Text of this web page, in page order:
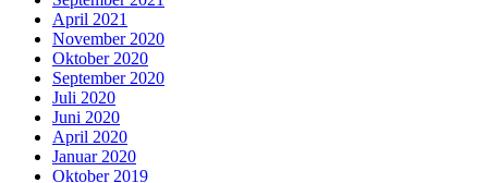
April 2021
November 2020
Oktober 2020
September 2020
Juli 2020
Juni 2020
April 2020
Januar 2020
Oktober 2019